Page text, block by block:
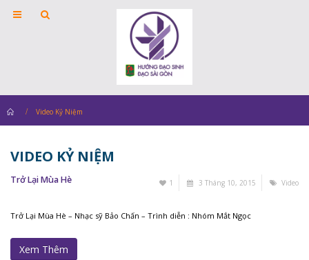
HomeVideo Kỷ Niệm
VIDEO KỶ NIỆM
1 3 Tháng 10, 2015 Video
Trở Lại Mùa Hè
Trở Lại Mùa Hè – Nhạc sỹ Bảo Chấn – Trình diễn : Nhóm Mắt Ngọc
Xem Thêm